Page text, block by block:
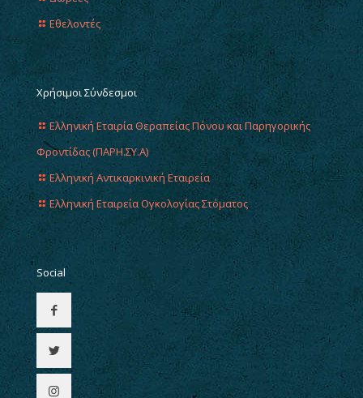
Εθελοντές
Χρήσιμοι Σύνδεσμοι
Ελληνική Εταιρία Θεραπείας Πόνου και Παρηγορικής
Φροντίδας (ΠΑΡΗ.ΣΥ.Α)
Ελληνική Αντικαρκινική Εταιρεία
Ελληνική Εταιρεία Ογκολογίας Στόματος
Social